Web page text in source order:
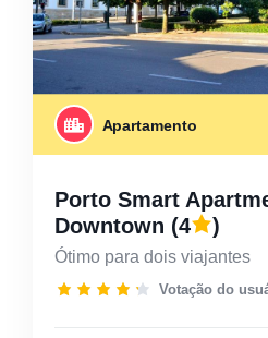
Apartamento
Porto Smart
Downtown (4 )
Ótimo para dois viajantes
Votação do